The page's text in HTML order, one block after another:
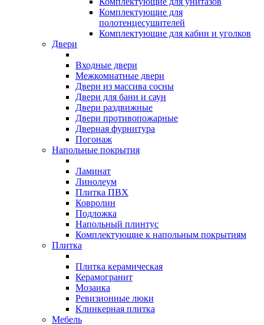
Комплектующие для
полотенцесушителей
Комплектующие для кабин и уголков
Двери
Входные двери
Межкомнатные двери
Двери из массива сосны
Двери для бани и саун
Двери раздвижные
Двери противопожарные
Дверная фурнитура
Погонаж
Напольные покрытия
Ламинат
Линолеум
Плитка ПВХ
Ковролин
Подложка
Напольный плинтус
Комплектующие к напольным покрытиям
Плитка
Плитка керамическая
Керамогранит
Мозаика
Ревизионные люки
Клинкерная плитка
Мебель